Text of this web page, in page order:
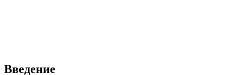
Введение